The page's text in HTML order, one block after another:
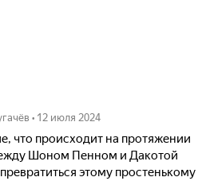
• 12 июля 2024
что происходит на протяжении
Шоном Пенном и Дакотой
этому простенькому